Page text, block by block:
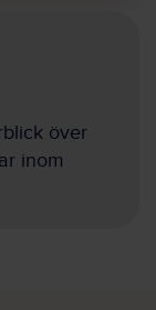
över
inom